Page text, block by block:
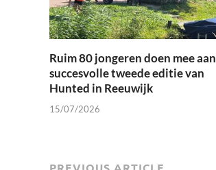
Ruim 80 jongeren doen mee aan
succesvolle tweede editie van
Hunted in Reeuwijk
15/07/2026